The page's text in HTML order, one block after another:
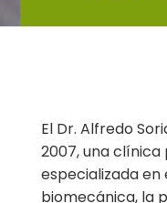
El Dr. Alfredo
2007, una
especializada en
biomecánica, la